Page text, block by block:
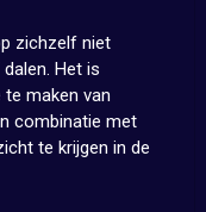
zichzelf niet
Het is
maken van
combinatie met
te krijgen in de